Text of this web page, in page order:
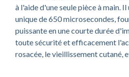
à l'aide d'une seule pièce à main.
unique de 650 microsecondes,
puissante en une courte durée
toute sécurité et efficacement
rosacée, le vieillissement cutané,